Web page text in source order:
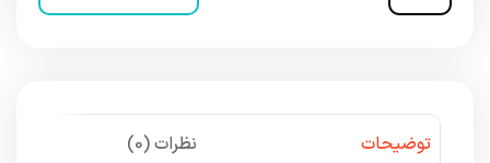
توضیحات نظرات (0)